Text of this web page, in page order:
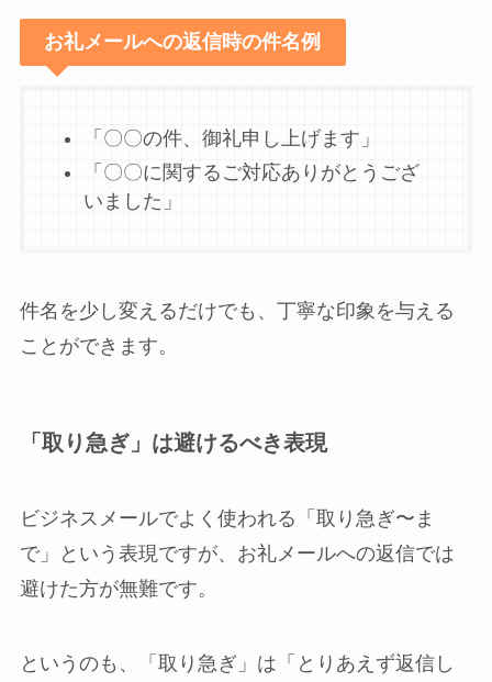
お礼メールへの返信時の件名例
「〇〇の件、御礼申し上げます」
「〇〇に関するご対応ありがとうござ
いました」
件名を少し変えるだけでも、丁寧な印象を与える
ことができます。
「取り急ぎ」は避けるべき表現
ビジネスメールでよく使われる「取り急ぎ〜ま
で」という表現ですが、お礼メールへの返信では
避けた方が無難です。
というのも、「取り急ぎ」は「とりあえず返信し